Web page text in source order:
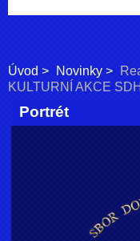
Úvod Novinky
KULTURNÍ AKCE
Portrét